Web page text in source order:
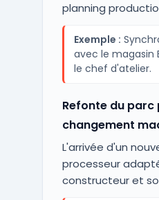
planning
Exemple :
avec le magasin
le chef d'atelier.
Refonte du
changement
L'arrivée d'un
processeur
constructeur et